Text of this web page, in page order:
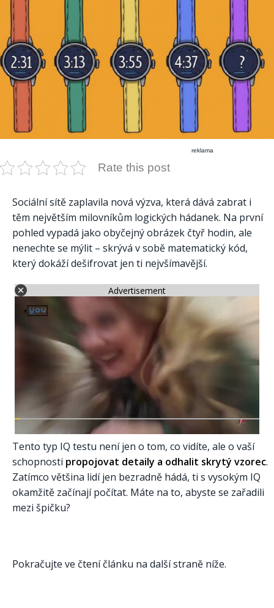
reklama
Rate this post
Sociální sítě zaplavila nová výzva, která dává zabrat i
těm největším milovníkům logických hádanek. Na první
pohled vypadá jako obyčejný obrázek čtyř hodin, ale
nenechte se mýlit – skrývá v sobě matematický kód,
který dokáží dešifrovat jen ti nejvšímavější.
Advertisement
Tento typ IQ testu není jen o tom, co vidíte, ale o vaší
schopnosti propojovat detaily a odhalit skrytý vzorec.
Zatímco většina lidí jen bezradně hádá, ti s vysokým IQ
okamžitě začínají počítat. Máte na to, abyste se zařadili
mezi špičku?
Pokračujte ve čtení článku na další straně níže.